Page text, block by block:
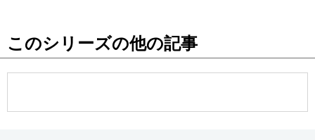
お知らせ
このシリーズの他の記事